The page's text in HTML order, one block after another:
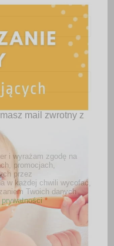
mail zwrotny z
i wyrażam zgodę na
promocjach,
przez
w każdej chwili wycofać,
Twoich danych
*